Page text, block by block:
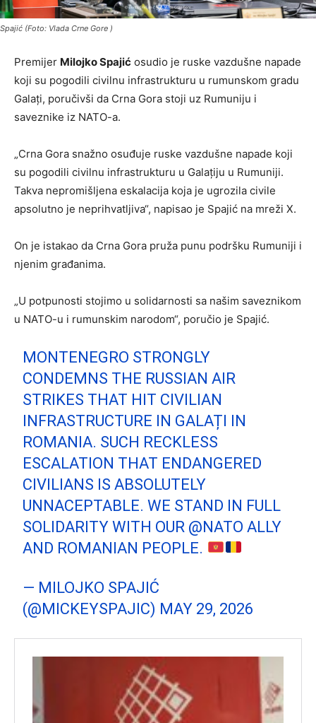
Spajić (Foto: Vlada Crne Gore )
Premijer Milojko Spajić osudio je ruske vazdušne napade
koji su pogodili civilnu infrastrukturu u rumunskom gradu
Galați, poručivši da Crna Gora stoji uz Rumuniju i
saveznike iz NATO-a.
„Crna Gora snažno osuđuje ruske vazdušne napade koji
su pogodili civilnu infrastrukturu u Galațiju u Rumuniji.
Takva nepromišljena eskalacija koja je ugrozila civile
apsolutno je neprihvatljiva“, napisao je Spajić na mreži X.
On je istakao da Crna Gora pruža punu podršku Rumuniji i
njenim građanima.
„U potpunosti stojimo u solidarnosti sa našim saveznikom
u NATO-u i rumunskim narodom“, poručio je Spajić.
MONTENEGRO STRONGLY
CONDEMNS THE RUSSIAN AIR
STRIKES THAT HIT CIVILIAN
INFRASTRUCTURE IN GALAȚI IN
ROMANIA. SUCH RECKLESS
ESCALATION THAT ENDANGERED
CIVILIANS IS ABSOLUTELY
UNNACEPTABLE. WE STAND IN FULL
SOLIDARITY WITH OUR @NATO ALLY
AND ROMANIAN PEOPLE.
— MILOJKO SPAJIĆ
(@MICKEYSPAJIC) MAY 29, 2026